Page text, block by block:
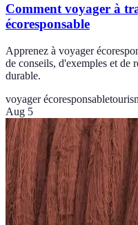
Comment voyager à
écoresponsable
Apprenez à voyager
de conseils, d'exemples et de
durable.
voyager écoresponsable
Aug 5